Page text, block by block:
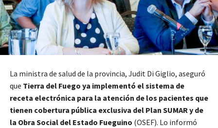
La ministra de salud de la provincia, Judit Di Giglio, aseguró
que Tierra del Fuego ya implementó el sistema de
receta electrónica para la atención de los pacientes que
tienen cobertura pública exclusiva del Plan SUMAR y de
la Obra Social del Estado Fueguino (OSEF). Lo informó